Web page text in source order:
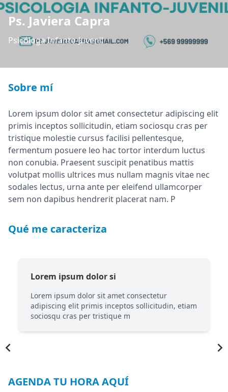
Ps. Javiera Capra
Psicóloga Infanto-Juvenil
Sobre mí
Lorem ipsum dolor sit amet consectetur adipiscing elit
primis inceptos sollicitudin, etiam sociosqu cras per
tristique molestie cursus facilisi pellentesque,
fermentum posuere leo hac tortor interdum luctus
non conubia. Praesent suscipit penatibus mattis
volutpat mollis ultrices mus nullam magnis vitae nec
sodales lectus, urna ante per eleifend ullamcorper
sem non dapibus hendrerit placerat nam. P
Qué me caracteriza
Lorem ipsum dolor si
Lorem ipsum dolor sit amet consectetur
adipiscing elit primis inceptos sollicitudin, etiam
sociosqu cras per tristique m
AGENDA TU HORA AQUÍ